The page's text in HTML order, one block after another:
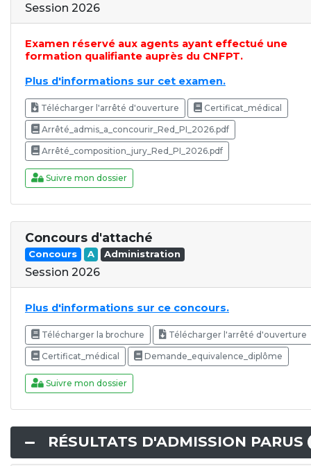
Session 2026
Examen réservé aux agents ayant effectué une
formation qualifiante auprès du CNFPT.
Plus d'informations sur cet examen.
Télécharger l'arrêté d'ouverture Certificat_médical
Arrêté_admis_a_concourir_Red_PI_2026.pdf
Arrêté_composition_jury_Red_PI_2026.pdf
Suivre mon dossier
Concours d'attaché
Concours A Administration
Session 2026
Plus d'informations sur ce concours.
Télécharger la brochure Télécharger l'arrêté d'ouverture
Certificat_médical Demande_equivalence_diplôme
Suivre mon dossier
RÉSULTATS D'ADMISSION PARUS